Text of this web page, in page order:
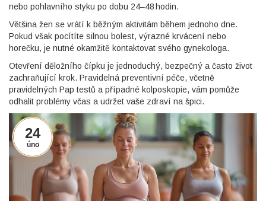
nebo pohlavního styku po dobu 24–48 hodin.
Většina žen se vrátí k běžným aktivitám během jednoho dne.
Pokud však pocítíte silnou bolest, výrazné krvácení nebo
horečku, je nutné okamžitě kontaktovat svého gynekologa.
Otevření děložního čípku je jednoduchý, bezpečný a často život
zachraňující krok. Pravidelná preventivní péče, včetně
pravidelných Pap testů a případné kolposkopie, vám pomůže
odhalit problémy včas a udržet vaše zdraví na špici.
24
úno